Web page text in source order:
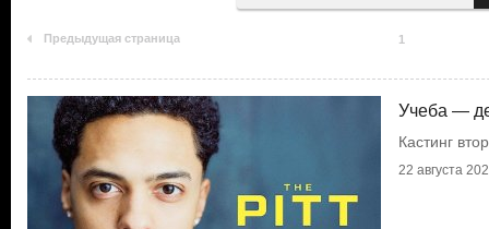
Предыдущая страница 1
Учеба —
Кастинг
22 августа